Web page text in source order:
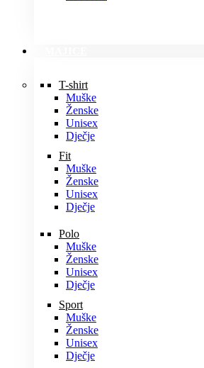
T-shirt
Muške
Ženske
Unisex
Dječje
Fit
Muške
Ženske
Unisex
Dječje
Polo
Muške
Ženske
Unisex
Dječje
Sport
Muške
Ženske
Unisex
Dječje